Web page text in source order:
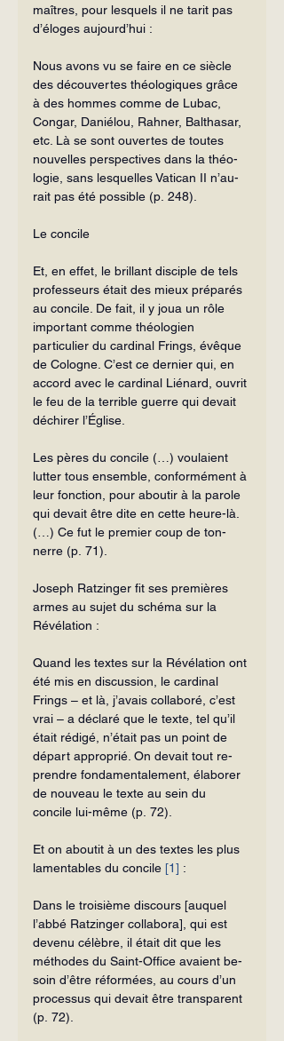
maîtres, pour lesquels il ne tarit pas
d’éloges aujourd’hui :
Nous avons vu se faire en ce siècle
des découvertes théologiques grâce
à des hommes comme de Lubac,
Congar, Daniélou, Rahner, Balthasar,
etc. Là se sont ouvertes de toutes
nouvelles perspectives dans la théo­
logie, sans lesquelles Vatican II n’au­
rait pas été possible (p. 248).
Le concile
Et, en effet, le brillant disciple de tels
professeurs était des mieux préparés
au concile. De fait, il y joua un rôle
impor­tant comme théologien
particulier du car­dinal Frings, évêque
de Cologne. C’est ce dernier qui, en
accord avec le cardi­nal Liénard, ouvrit
le feu de la terrible guerre qui devait
déchirer l’Église.
Les pères du concile (…) voulaient
lutter tous ensemble, conformément à
leur fonction, pour aboutir à la parole
qui devait être dite en cette heure-là.
(…) Ce fut le premier coup de ton­
nerre (p. 71).
Joseph Ratzinger fit ses premières
armes au sujet du schéma sur la
Révéla­tion :
Quand les textes sur la Révélation ont
été mis en discussion, le cardinal
Frings – et là, j’avais collaboré, c’est
vrai – a déclaré que le texte, tel qu’il
était rédigé, n’était pas un point de
départ approprié. On devait tout re­
prendre fondamentalement, élaborer
de nouveau le texte au sein du
concile lui-même (p. 72).
Et on aboutit à un des textes les plus
lamentables du concile [1] :
Dans le troisième discours [auquel
l’abbé Ratzinger collabora], qui est
devenu célèbre, il était dit que les
méthodes du Saint-Office avaient be­
soin d’être réformées, au cours d’un
processus qui devait être transparent
(p. 72).